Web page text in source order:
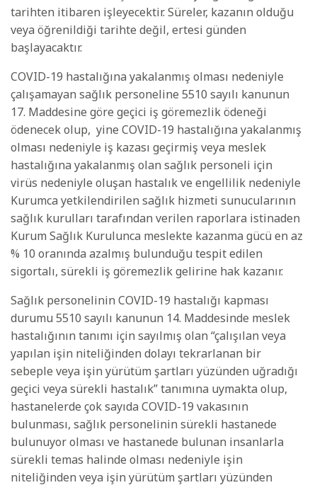
tarihten itibaren işleyecektir. Süreler, kazanın olduğu
veya öğrenildiği tarihte değil, ertesi günden
başlayacaktır.
COVID-19 hastalığına yakalanmış olması nedeniyle
çalışamayan sağlık personeline 5510 sayılı kanunun
17. Maddesine göre geçici iş göremezlik ödeneği
ödenecek olup, yine COVID-19 hastalığına yakalanmış
olması nedeniyle iş kazası geçirmiş veya meslek
hastalığına yakalanmış olan sağlık personeli için
virüs nedeniyle oluşan hastalık ve engellilik nedeniyle
Kurumca yetkilendirilen sağlık hizmeti sunucularının
sağlık kurulları tarafından verilen raporlara istinaden
Kurum Sağlık Kurulunca meslekte kazanma gücü en az
% 10 oranında azalmış bulunduğu tespit edilen
sigortalı, sürekli iş göremezlik gelirine hak kazanır.
Sağlık personelinin COVID-19 hastalığı kapması
durumu 5510 sayılı kanunun 14. Maddesinde meslek
hastalığının tanımı için sayılmış olan “çalışılan veya
yapılan işin niteliğinden dolayı tekrarlanan bir
sebeple veya işin yürütüm şartları yüzünden uğradığı
geçici veya sürekli hastalık” tanımına uymakta olup,
hastanelerde çok sayıda COVID-19 vakasının
bulunması, sağlık personelinin sürekli hastanede
bulunuyor olması ve hastanede bulunan insanlarla
sürekli temas halinde olması nedeniyle işin
niteliğinden veya işin yürütüm şartları yüzünden